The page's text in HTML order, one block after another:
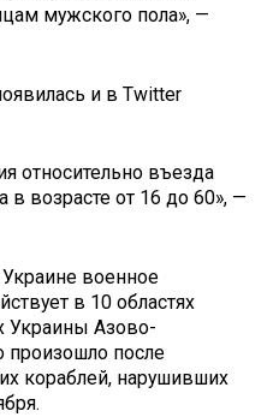
мужского пола», —
и в Twitter
относительно въезда
возрасте от 16 до 60», —
военное
в 10 областях
Украины Азово-
произошло после
кораблей, нарушивших